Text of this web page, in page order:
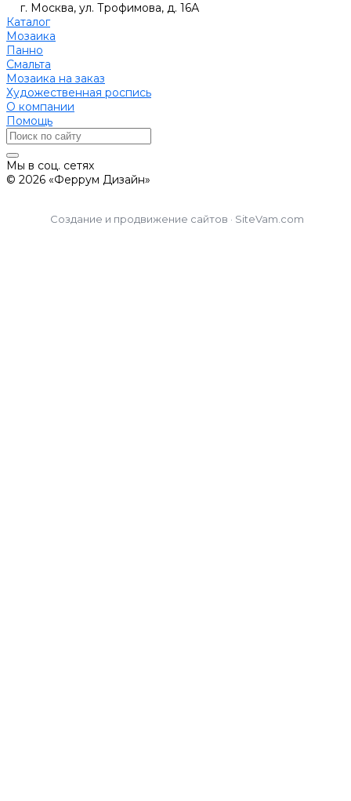
г. Москва, ул. Трофимова, д. 16А
Каталог
Мозаика
Панно
Смальта
Мозаика на заказ
Художественная роспись
О компании
Помощь
Мы в соц. сетях
© 2026 «Феррум Дизайн»
Создание и продвижение сайтов · SiteVam.com